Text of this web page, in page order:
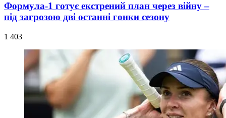
Формула-1 готує екстрений план через війну –
під загрозою дві останні гонки сезону
1 403